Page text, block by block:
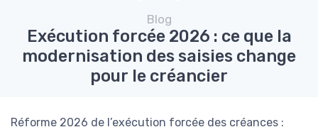
Blog
Exécution forcée 2026 : ce que la
modernisation des saisies change
pour le créancier
Réforme 2026 de l’exécution forcée des créances :